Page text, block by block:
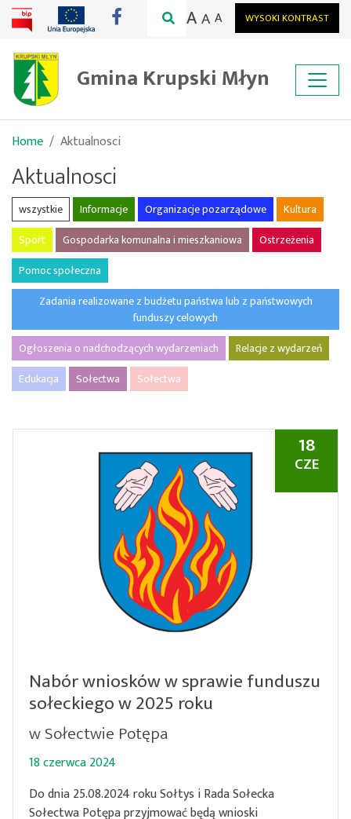
WYSOKI KONTRAST
AA A
Gmina Krupski Młyn
Home Aktualnosci
Aktualnosci
wszystkie Informacje Organizacje pozarządowe
Kultura
Sport
Gospodarka komunalna i mieszkaniowa
Ostrzeżenia
Pomoc społeczna
Zadania realizowane z budżetu państwa lub z państwowych
funduszy celowych
Ogłoszenia o nadchodzących wydarzeniach
Relacje z wydarzeń
Edukacja
Sołectwa Sołectwa
18
CZE
Nabór wniosków w sprawie funduszu
sołeckiego w 2025 roku
w Sołectwie Potępa
18 czerwca 2024
Do dnia 25.08.2024 roku Sołtys i Rada Sołecka
Sołectwa Potępa przyjmować będą wnioski